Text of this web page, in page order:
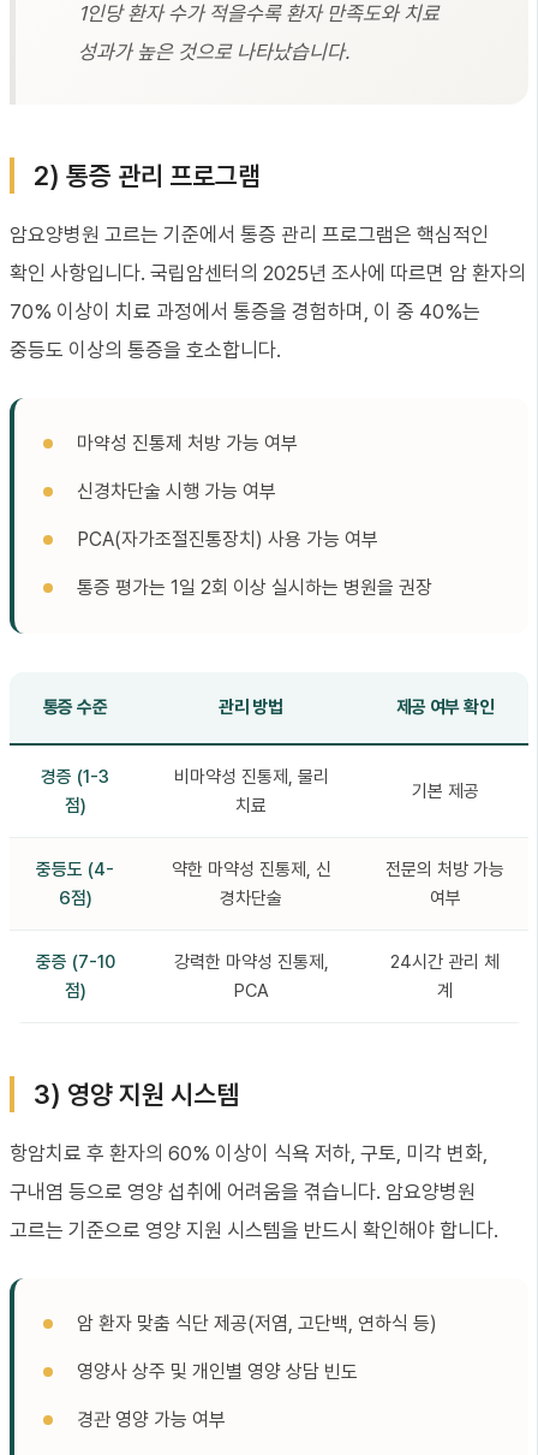
1인당 환자 수가 적을수록 환자 만족도와 치료
성과가 높은 것으로 나타났습니다.
2) 통증 관리 프로그램
암요양병원 고르는 기준에서 통증 관리 프로그램은 핵심적인
확인 사항입니다. 국립암센터의 2025년 조사에 따르면 암 환자의
70% 이상이 치료 과정에서 통증을 경험하며, 이 중 40%는
중등도 이상의 통증을 호소합니다.
마약성 진통제 처방 가능 여부
신경차단술 시행 가능 여부
PCA(자가조절진통장치) 사용 가능 여부
통증 평가는 1일 2회 이상 실시하는 병원을 권장
통증 수준 관리 방법 제공 여부 확인
경증 (1-3
점)
비마약성 진통제, 물리
치료
기본 제공
중등도 (4-
6점)
약한 마약성 진통제, 신
경차단술
전문의 처방 가능
여부
중증 (7-10
점)
강력한 마약성 진통제,
PCA
24시간 관리 체
계
3) 영양 지원 시스템
항암치료 후 환자의 60% 이상이 식욕 저하, 구토, 미각 변화,
구내염 등으로 영양 섭취에 어려움을 겪습니다. 암요양병원
고르는 기준으로 영양 지원 시스템을 반드시 확인해야 합니다.
암 환자 맞춤 식단 제공(저염, 고단백, 연하식 등)
영양사 상주 및 개인별 영양 상담 빈도
경관 영양 가능 여부